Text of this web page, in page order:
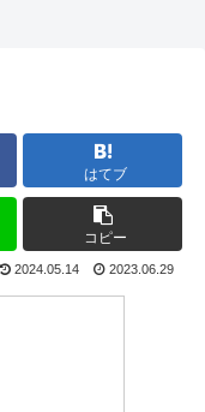
はてブ
コピー
2024.05.14 2023.06.29